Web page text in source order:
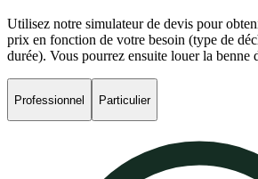
Utilisez notre simulateur de devis pour
prix en fonction de votre besoin (type de
durée). Vous pourrez ensuite louer la benne
Professionnel Particulier